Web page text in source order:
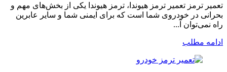
تعمیر ترمز تعمیر ترمز هیوندا، ترمز هیوندا یکی از بخش‌های مهم و
بحرانی در خودروی شما است که برای ایمنی شما و سایر عابرین
راه نمی‌توان آ...
ادامه مطلب